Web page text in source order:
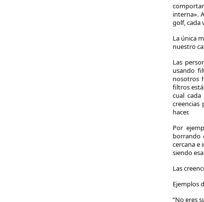
interna».
golf, cada
La única
nuestro
Las
usando
nosotros
filtros
cual
creencias
hacer.
Por
borrando
cercana e
siendo
Las
Ejemplos
“No eres